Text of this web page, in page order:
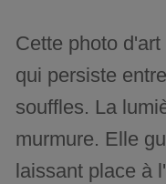
Cette photo
qui persiste
souffles. La
murmure. Elle
laissant place à